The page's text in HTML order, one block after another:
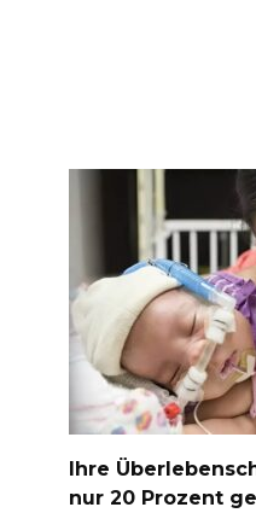
Ihre
nur 20 Prozent